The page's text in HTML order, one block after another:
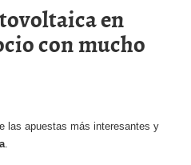
en
con mucho
las apuestas más interesantes y
.